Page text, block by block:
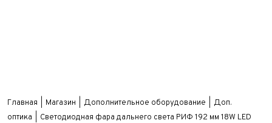
Главная Магазин Дополнительное оборудование
Доп.
оптика
Светодиодная фара дальнего света РИФ 192 мм 18W LED